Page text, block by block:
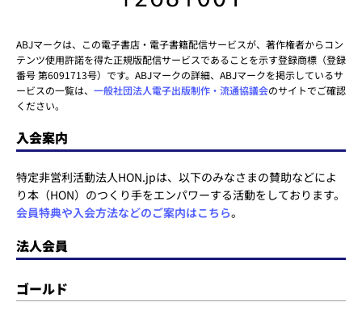
ABJマークは、この電子書店・電子書籍配信サービスが、著作権者からコン
テンツ使用許諾を得た正規版配信サービスであることを示す登録商標（登録
番号 第6091713号）です。ABJマークの詳細、ABJマークを掲示しているサ
ービスの一覧は、 一般社団法人電子出版制作・流通協議会のサイトでご確認
ください。
入会案内
特定非営利活動法人HON.jpは、以下のみなさまの賛助などによ
り本（HON）のつくり手をエンパワーする活動をしております。
会員特典や入会方法などのご案内はこちら。
法人会員
ゴールド